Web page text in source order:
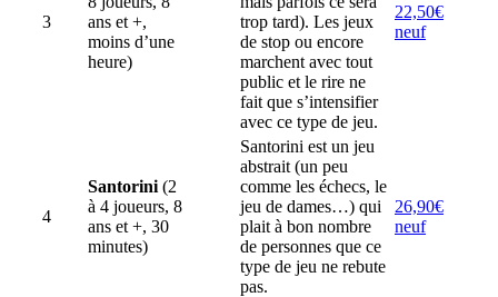
3
ans et +,
moins d’une
heure)
trop tard). Les jeux
de stop ou encore
marchent avec tout
public et le rire ne
fait que s’intensifier
avec ce type de jeu.
22,50€
neuf
4
Santorini (2
à 4 joueurs, 8
ans et +, 30
minutes)
Santorini est un jeu
abstrait (un peu
comme les échecs, le
jeu de dames…) qui
plait à bon nombre
de personnes que ce
type de jeu ne rebute
pas.
26,90€
neuf